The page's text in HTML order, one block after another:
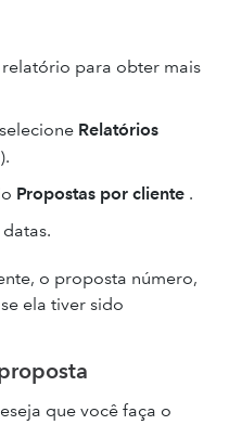
para obter mais
Relatórios
).
Propostas por cliente .
o proposta número,
ela tiver sido
que você faça o